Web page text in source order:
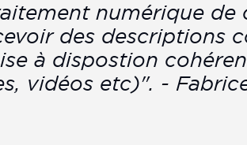
numérique de
des descriptions
à dispostion
vidéos etc)". -